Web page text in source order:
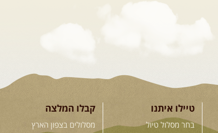
12-13.08.2026 רביעי-חמישי
בלדה בין כוכבים במכתש רמון-
טיילו איתנו
בחר מסלול טיול
קבלו המלצה
מסלולים בצפון הארץ